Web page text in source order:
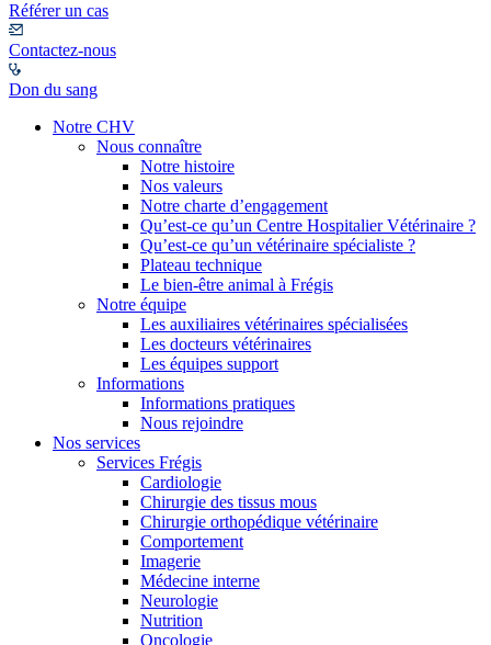
Référer un cas
Contactez-nous
Don du sang
Notre CHV
Nous connaître
Notre histoire
Nos valeurs
Notre charte d’engagement
Qu’est-ce qu’un Centre Hospitalier Vétérinaire ?
Qu’est-ce qu’un vétérinaire spécialiste ?
Plateau technique
Le bien-être animal à Frégis
Notre équipe
Les auxiliaires vétérinaires spécialisées
Les docteurs vétérinaires
Les équipes support
Informations
Informations pratiques
Nous rejoindre
Nos services
Services Frégis
Cardiologie
Chirurgie des tissus mous
Chirurgie orthopédique vétérinaire
Comportement
Imagerie
Médecine interne
Neurologie
Nutrition
Oncologie